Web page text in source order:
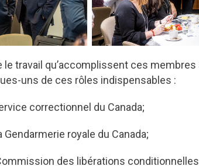
le travail qu’accomplissent ces
uns de ces rôles indispensables :
correctionnel du Canada;
royale du Canada;
des libérations conditionnelles